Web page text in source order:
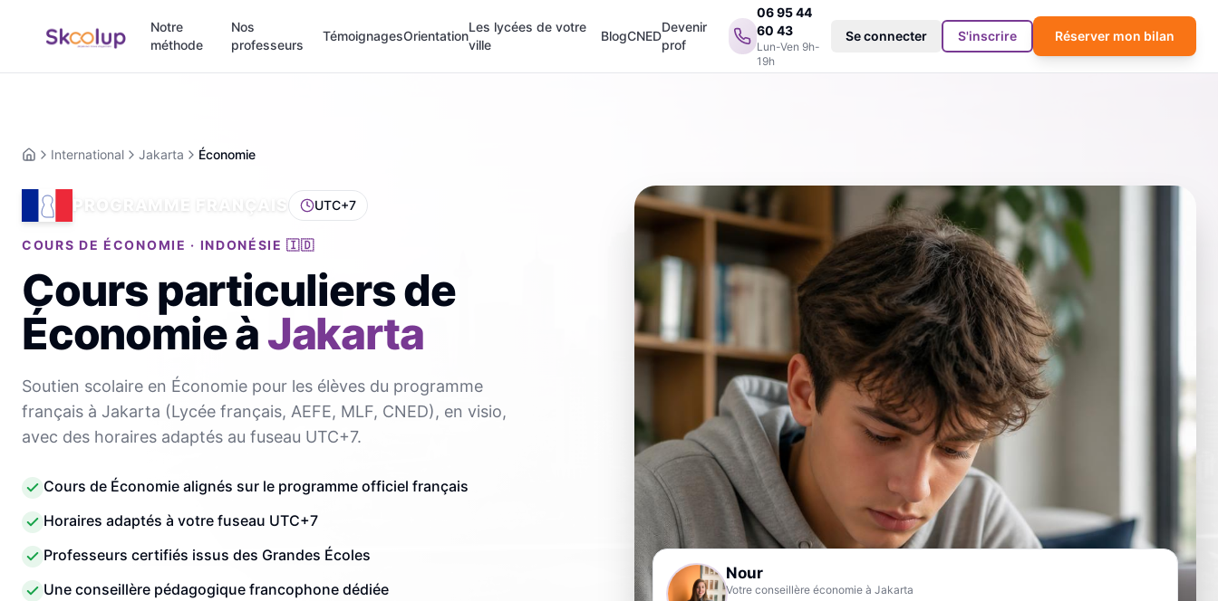
Notre
méthode
Nos
professeurs
TémoignagesOrientation
Les lycées de votre
ville
BlogCNED
Devenir
prof
06 95 44
60 43
Lun-Ven 9h-
19h
Se connecter S'inscrire Réserver mon bilan
AccueilInternational Jakarta Économie
PROGRAMME FRANÇAIS UTC+7
COURS DE ÉCONOMIE · INDONÉSIE 🇮🇩
Cours particuliers de
ÉconomieàJakarta
Soutien scolaire en Économie pour les élèves du programme
français à Jakarta (Lycée français, AEFE, MLF, CNED), en visio,
avec des horaires adaptés au fuseau UTC+7.
Cours de Économie alignés sur le programme officiel français
Horaires adaptés à votre fuseau UTC+7
Professeurs certifiés issus des Grandes Écoles
Une conseillère pédagogique francophone dédiée
Nour
Votre conseillère économie à Jakarta